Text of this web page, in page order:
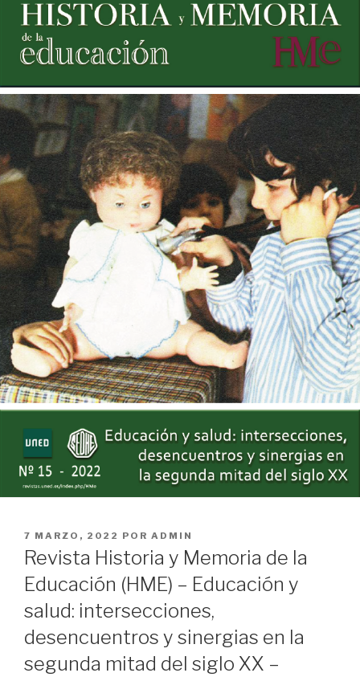
PUBLICADO
EL
7 MARZO, 2022 POR ADMIN
Revista Historia y Memoria de la
Educación (HME) – Educación y
salud: intersecciones,
desencuentros y sinergias en la
segunda mitad del siglo XX –